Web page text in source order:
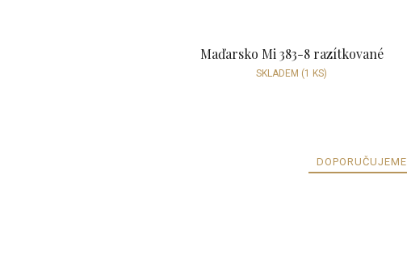
Maďarsko Mi 383-8 razítkované
SKLADEM (1 KS)
DOPORUČUJEME